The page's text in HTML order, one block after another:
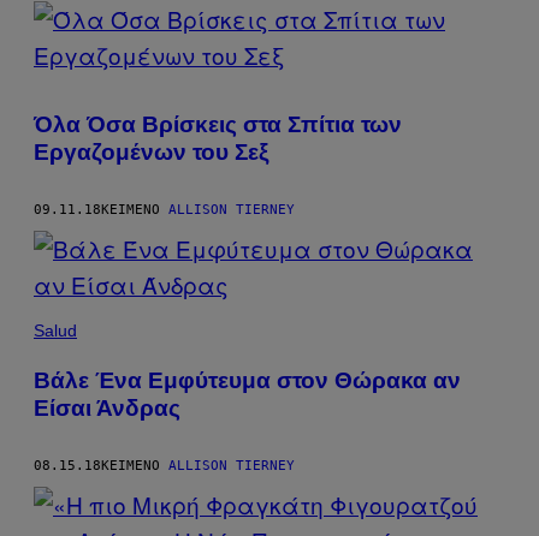
POSTS
BY
THIS
AUTHOR
Όλα Όσα Βρίσκεις στα Σπίτια των
Εργαζομένων του Σεξ
09.11.18ΚΕΊΜΕΝΟ ALLISON TIERNEY
Salud
Βάλε Ένα Εμφύτευμα στον Θώρακα αν
Είσαι Άνδρας
08.15.18ΚΕΊΜΕΝΟ ALLISON TIERNEY